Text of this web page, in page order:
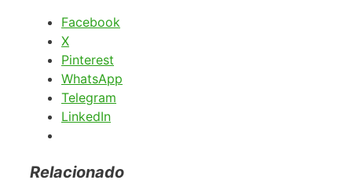
Facebook
X
Pinterest
WhatsApp
Telegram
LinkedIn
Relacionado